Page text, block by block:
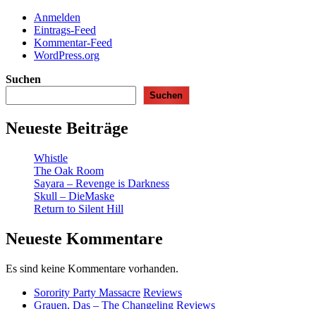
Anmelden
Eintrags-Feed
Kommentar-Feed
WordPress.org
Suchen
Suchen
Neueste Beiträge
Whistle
The Oak Room
Sayara – Revenge is Darkness
Skull – DieMaske
Return to Silent Hill
Neueste Kommentare
Es sind keine Kommentare vorhanden.
Sorority Party Massacre Reviews
Grauen, Das – The Changeling Reviews